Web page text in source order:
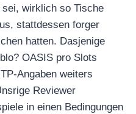
wirklich so Tische
stattdessen forger
hatten. Dasjenige
OASIS pro Slots
Angaben weiters
Reviewer
in einen Bedingungen